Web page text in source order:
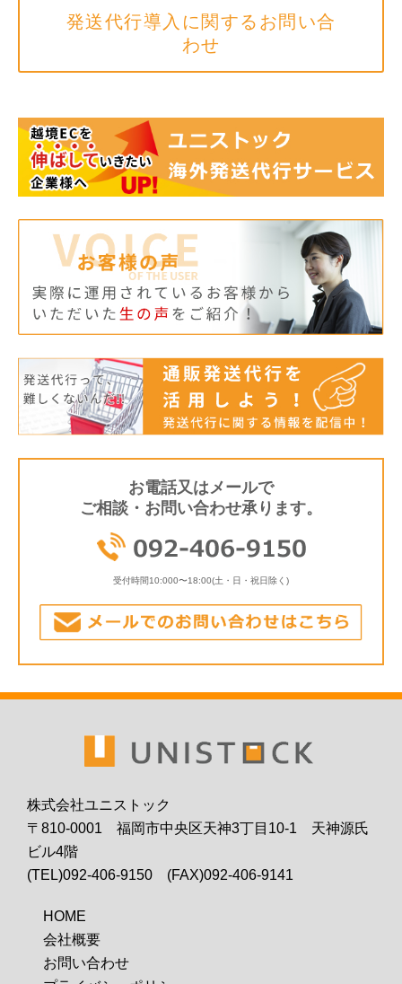
発送代行導入に関するお問い合
わせ
お電話又はメールで
ご相談・お問い合わせ承ります。
受付時間10:000〜18:00(土・日・祝日除く)
株式会社ユニストック
〒810-0001 福岡市中央区天神3丁目10-1 天神源氏
ビル4階
(TEL)092-406-9150 (FAX)092-406-9141
HOME
会社概要
お問い合わせ